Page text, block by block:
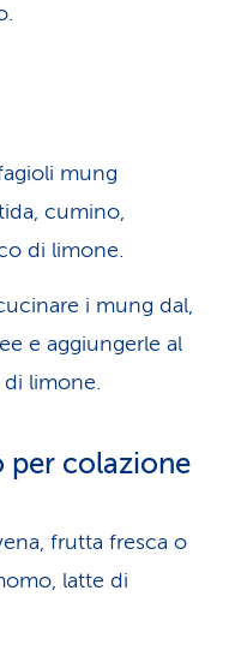
mung
cumino,
di limone.
i mung dal,
e aggiungerle al
limone.
per colazione
frutta fresca o
latte di